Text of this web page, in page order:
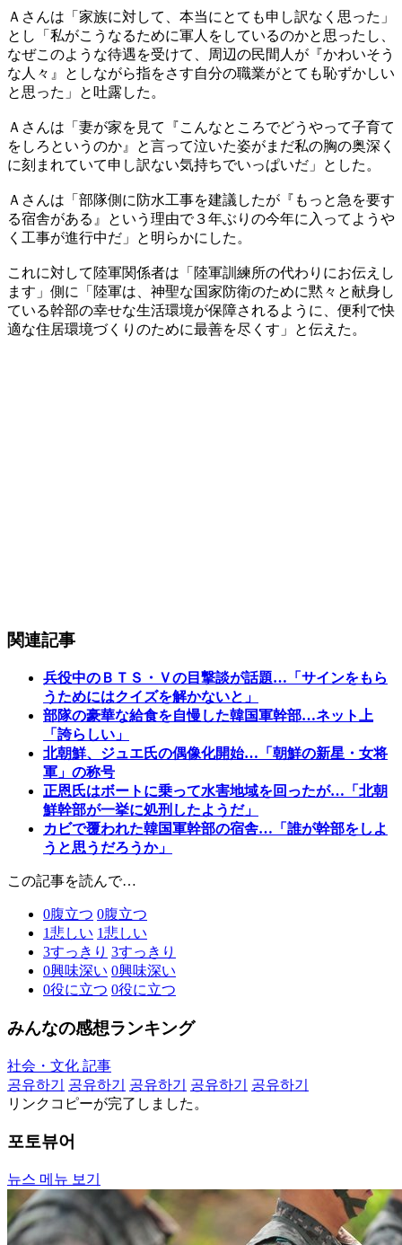
Ａさんは「家族に対して、本当にとても申し訳なく思った」
とし「私がこうなるために軍人をしているのかと思ったし、
なぜこのような待遇を受けて、周辺の民間人が『かわいそう
な人々』としながら指をさす自分の職業がとても恥ずかしい
と思った」と吐露した。
Ａさんは「妻が家を見て『こんなところでどうやって子育て
をしろというのか』と言って泣いた姿がまだ私の胸の奥深く
に刻まれていて申し訳ない気持ちでいっぱいだ」とした。
Ａさんは「部隊側に防水工事を建議したが『もっと急を要す
る宿舎がある』という理由で３年ぶりの今年に入ってようや
く工事が進行中だ」と明らかにした。
これに対して陸軍関係者は「陸軍訓練所の代わりにお伝えし
ます」側に「陸軍は、神聖な国家防衛のために黙々と献身し
ている幹部の幸せな生活環境が保障されるように、便利で快
適な住居環境づくりのために最善を尽くす」と伝えた。
関連記事
兵役中のＢＴＳ・Ｖの目撃談が話題…「サインをもら
うためにはクイズを解かないと」
部隊の豪華な給食を自慢した韓国軍幹部…ネット上
「誇らしい」
北朝鮮、ジュエ氏の偶像化開始…「朝鮮の新星・女将
軍」の称号
正恩氏はボートに乗って水害地域を回ったが…「北朝
鮮幹部が一挙に処刑したようだ」
カビで覆われた韓国軍幹部の宿舎…「誰が幹部をしよ
うと思うだろうか」
この記事を読んで…
0腹立つ 0腹立つ
1悲しい 1悲しい
3すっきり 3すっきり
0興味深い 0興味深い
0役に立つ 0役に立つ
みんなの感想ランキング
社会・文化 記事
공유하기
공유하기 공유하기 공유하기
공유하기
リンクコピーが完了しました。
포토뷰어
뉴스 메뉴 보기